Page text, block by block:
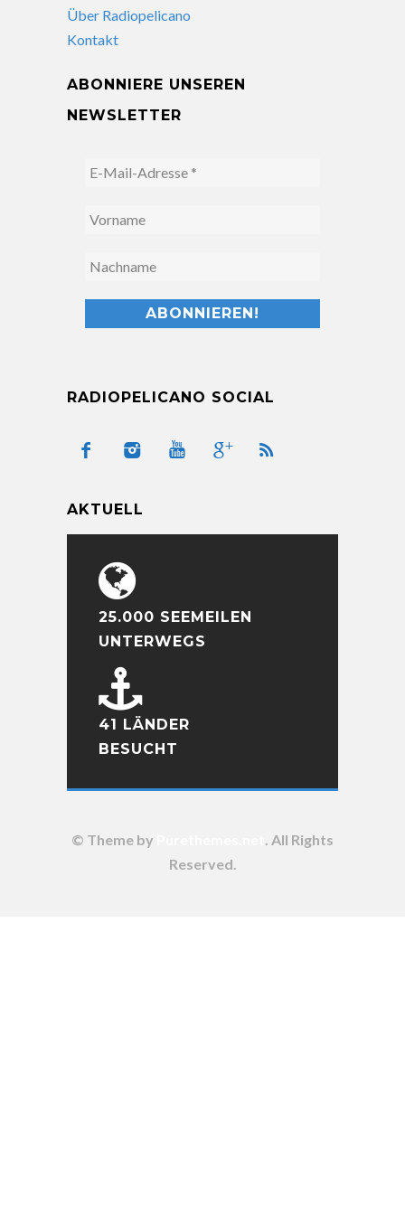
Über Radiopelicano
Kontakt
ABONNIERE UNSEREN
NEWSLETTER
RADIOPELICANO SOCIAL
AKTUELL
25.000 SEEMEILEN
UNTERWEGS
41 LÄNDER
BESUCHT
© Theme by
. All Rights
Reserved.